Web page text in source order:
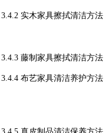
3.4.2 实木家具擦拭清洁方法
3.4.3 藤制家具擦拭清洁方法
3.4.4 布艺家具清洁养护方法